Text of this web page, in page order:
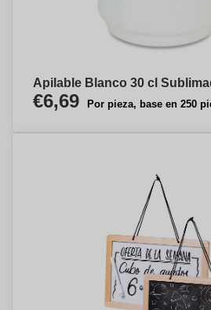
Apilable Blanco 30 cl
€6,69 Por pieza, base en 250